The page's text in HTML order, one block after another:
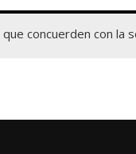
concuerden con la